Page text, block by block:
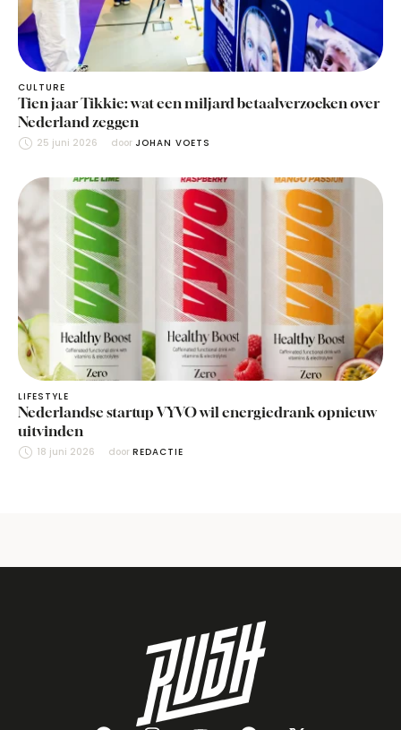
CULTURE
Tien jaar Tikkie: wat een miljard betaalverzoeken over
Nederland zeggen
25 juni 2026 door JOHAN VOETS
LIFESTYLE
Nederlandse startup VYVO wil energiedrank opnieuw
uitvinden
18 juni 2026 door REDACTIE